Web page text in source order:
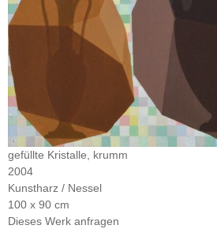
gefüllte Kristalle, krumm
2004
Kunstharz / Nessel
100 x 90 cm
Dieses Werk anfragen